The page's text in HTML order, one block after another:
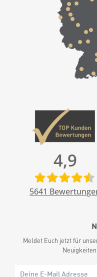
4,9
5641
Meldet Euch jetzt für